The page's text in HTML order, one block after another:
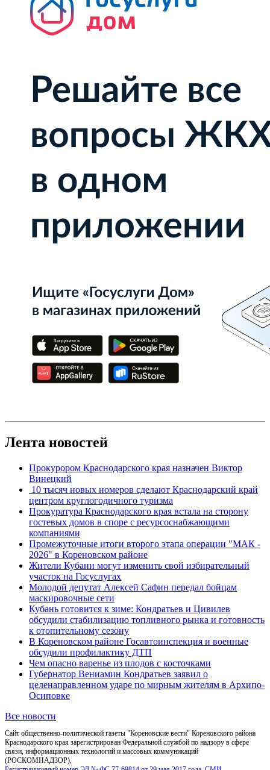
Лента новостей
Прокурором Краснодарского края назначен Виктор
Винецкий
10 тысяч новых номеров сделают Краснодарский край
центром круглогодичного туризма
Прокуратура Краснодарского края встала на сторону
гостевых домов в споре с ресурсоснабжающими
компаниями
Промежуточные итоги второго этапа операции "МАК -
2026" в Кореновском районе
Жители Кубани могут изменить свой избирательный
участок на Госуслугах
Молодой депутат Алексей Сафин передал бойцам
маскировочные сети
Кубань готовится к зиме: Кондратьев и Цивилев
обсудили стабилизацию топливного рынка и готовность
к отопительному сезону
В Кореновском районе Госавтоинспекция и военные
обсудили профилактику ДТП
Чем опасно варенье из плодов с косточками
Губернатор Вениамин Кондратьев заявил о
целенаправленном ударе по мирным жителям в Архипо-
Осиповке
Все новости
Сайт общественно-политической газеты "Кореновские вести" Кореновского района
Краснодарского края зарегистрирован Федеральной службой по надзору в сфере
связи, информационных технологий и массовых коммуникаций
(РОСКОМНАДЗОР),